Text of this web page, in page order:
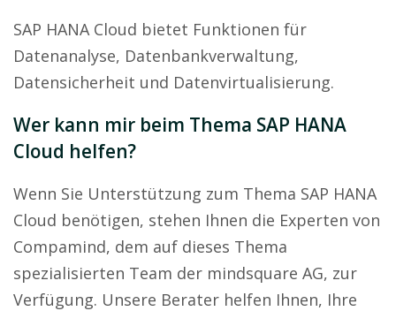
SAP HANA Cloud bietet Funktionen für
Datenanalyse, Datenbankverwaltung,
Datensicherheit und Datenvirtualisierung.
Wer kann mir beim Thema SAP HANA
Cloud helfen?
Wenn Sie Unterstützung zum Thema SAP HANA
Cloud benötigen, stehen Ihnen die Experten von
Compamind, dem auf dieses Thema
spezialisierten Team der mindsquare AG, zur
Verfügung. Unsere Berater helfen Ihnen, Ihre